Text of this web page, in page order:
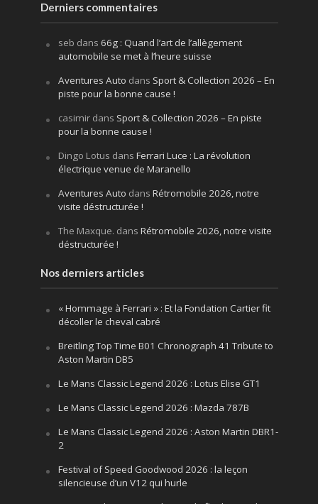
Derniers commentaires
seb dans 66g : Quand l’art de l’allègement
automobile se met à l’heure suisse
Aventures Auto dans Sport & Collection 2026 – En
piste pour la bonne cause !
casimirdans Sport & Collection 2026 – En piste
pour la bonne cause !
Dingo Lotus dans Ferrari Luce : La révolution
électrique venue de Maranello
Aventures Auto dans Rétromobile 2026, notre
visite déstructurée !
The Maxque. dans Rétromobile 2026, notre visite
déstructurée !
Nos derniers articles
« Hommage à Ferrari » : Et la Fondation Cartier fit
décoller le cheval cabré
Breitling Top Time B01 Chronograph 41 Tribute to
Aston Martin DB5
Le Mans Classic Legend 2026 : Lotus Elise GT1
Le Mans Classic Legend 2026 : Mazda 787B
Le Mans Classic Legend 2026 : Aston Martin DBR1-
2
Festival of Speed Goodwood 2026 : la leçon
silencieuse d’un V12 qui hurle